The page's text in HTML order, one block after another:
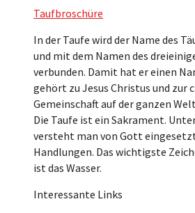
Taufbroschüre
In der Taufe wird der Name des
und mit dem Namen des
verbunden. Damit hat er einen
gehört zu Jesus Christus und zur
Gemeinschaft auf der ganzen
Die Taufe ist ein Sakrament.
versteht man von Gott
Handlungen. Das wichtigste
ist das Wasser.
Interessante Links